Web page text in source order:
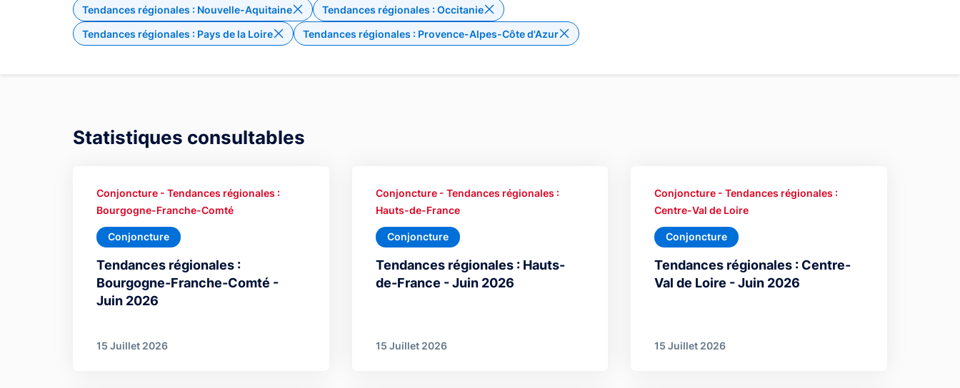
Tendances régionales : Nouvelle-Aquitaine Supprimer le filtre Tendances régionales : Nouvelle-Aquitaine
Tendances régionales : Occitanie
Tendances régionales : Pays de la Loire Supprimer le filtre Tendances régionales : Pays de la Loire
Tendances régionales : Provence-Alpes-Côte d'Azur
Statistiques consultables
Tendances régionales :
Bourgogne-Franche-Comté -
Juin 2026
Conjoncture - Tendances régionales :
Bourgogne-Franche-Comté
Conjoncture
15 Juillet 2026
Tendances régionales : Hauts-
de-France - Juin 2026
Conjoncture - Tendances régionales :
Hauts-de-France
Conjoncture
15 Juillet 2026
Tendances régionales : Centre-
Val de Loire - Juin 2026
Conjoncture - Tendances régionales :
Centre-Val de Loire
Conjoncture
15 Juillet 2026